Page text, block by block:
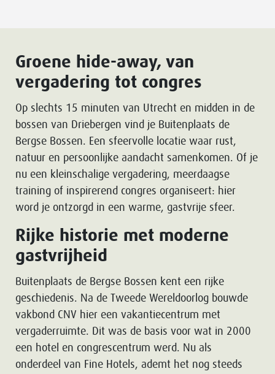
Groene hide-away, van
vergadering tot congres
Op slechts 15 minuten van Utrecht en midden in de
bossen van Driebergen vind je Buitenplaats de
Bergse Bossen. Een sfeervolle locatie waar rust,
natuur en persoonlijke aandacht samenkomen. Of je
nu een kleinschalige vergadering, meerdaagse
training of inspirerend congres organiseert: hier
word je ontzorgd in een warme, gastvrije sfeer.
Rijke historie met moderne
gastvrijheid
Buitenplaats de Bergse Bossen kent een rijke
geschiedenis. Na de Tweede Wereldoorlog bouwde
vakbond CNV hier een vakantiecentrum met
vergaderruimte. Dit was de basis voor wat in 2000
een hotel en congrescentrum werd. Nu als
onderdeel van Fine Hotels, ademt het nog steeds